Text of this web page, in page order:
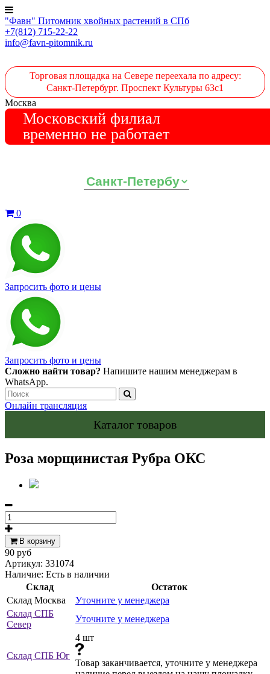
"Фавн" Питомник хвойных растений в СПб
+7(812) 715-22-22
info@favn-pitomnik.ru
Торговая площадка на Севере переехала по адресу:
Санкт-Петербург. Проспект Культуры 63с1
Москва
Московский филиал
временно не работает
0
Запросить фото и цены
Запросить фото и цены
Сложно найти товар? Напишите нашим менеджерам в
WhatsApp.
Онлайн трансляция
Каталог товаров
Роза морщинистая Рубра ОКС
В корзину
90 руб
Артикул: 331074
Наличие: Есть в наличии
Склад
Остаток
Склад Москва
Уточните у менеджера
Склад СПБ
Север
Уточните у менеджера
Склад СПБ Юг
4 шт
Товар заканчивается, уточните у менеджера